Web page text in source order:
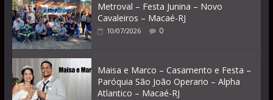
Metroval – Festa Junina – Novo
Cavaleiros – Macaé-RJ
10/07/2026 0
Maisa e Marco – Casamento e Festa –
Paróquia São João Operario – Alpha
Atlantico – Macaé-RJ